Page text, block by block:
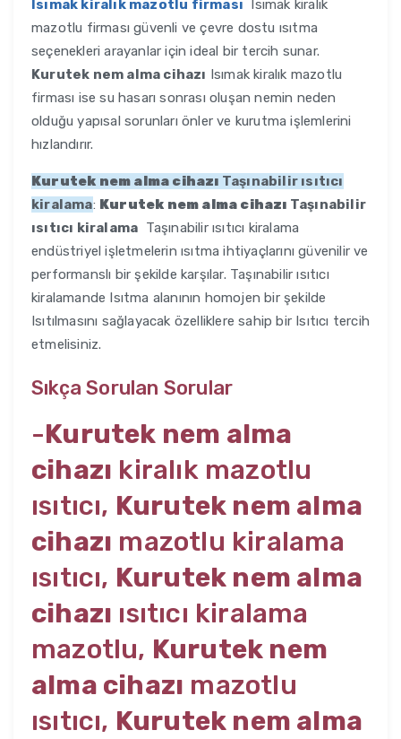
Isımak kiralık mazotlu firması Isımak kiralık
mazotlu firması güvenli ve çevre dostu ısıtma
seçenekleri arayanlar için ideal bir tercih sunar.
Kurutek nem alma cihazı Isımak kiralık mazotlu
firması ise su hasarı sonrası oluşan nemin neden
olduğu yapısal sorunları önler ve kurutma işlemlerini
hızlandırır.
Kurutek nem alma cihazı Taşınabilir ısıtıcı
kiralama: Kurutek nem alma cihazı Taşınabilir
ısıtıcı kiralama Taşınabilir ısıtıcı kiralama
endüstriyel işletmelerin ısıtma ihtiyaçlarını güvenilir ve
performanslı bir şekilde karşılar. Taşınabilir ısıtıcı
kiralamande Isıtma alanının homojen bir şekilde
Isıtılmasını sağlayacak özelliklere sahip bir Isıtıcı tercih
etmelisiniz.
Sıkça Sorulan Sorular
-Kurutek nem alma
cihazı kiralık mazotlu
ısıtıcı, Kurutek nem alma
cihazı mazotlu kiralama
ısıtıcı, Kurutek nem alma
cihazı ısıtıcı kiralama
mazotlu, Kurutek nem
alma cihazı mazotlu
ısıtıcı, Kurutek nem alma